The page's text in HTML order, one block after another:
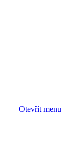
Otevřít menu